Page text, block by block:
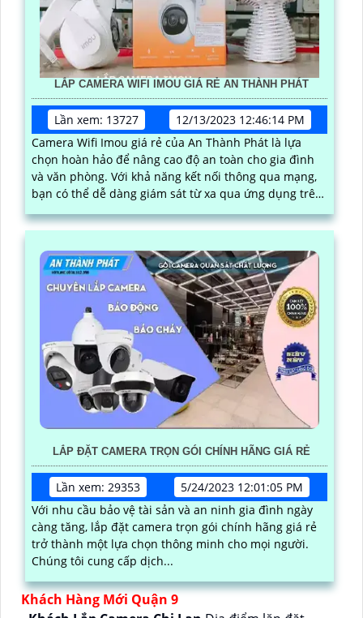
LẮP CAMERA WIFI IMOU GIÁ RẺ AN THÀNH PHÁT
Lần xem: 13727
12/13/2023 12:46:14 PM
Camera Wifi Imou giá rẻ của An Thành Phát là lựa
chọn hoàn hảo để nâng cao độ an toàn cho gia đình
và văn phòng. Với khả năng kết nối thông qua mạng,
bạn có thể dễ dàng giám sát từ xa qua ứng dụng trên
điện thoại di động
LẮP ĐẶT CAMERA TRỌN GÓI CHÍNH HÃNG GIÁ RẺ
Lần xem: 29353
5/24/2023 12:01:05 PM
Với nhu cầu bảo vệ tài sản và an ninh gia đình ngày
càng tăng, lắp đặt camera trọn gói chính hãng giá rẻ
trở thành một lựa chọn thông minh cho mọi người.
Chúng tôi cung cấp dịch...
Khách Hàng Mới Quận 9